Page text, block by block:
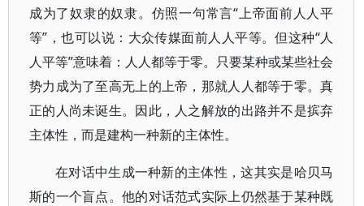
成为了奴隶的奴隶。仿照一句常言“上帝面前人人平
等”，也可以说：大众传媒面前人人平等。但这种“人
人平等”意味着：人人都等于零。只要某种或某些社会
势力成为了至高无上的上帝，那就人人都等于零。真
正的人尚未诞生。因此，人之解放的出路并不是摈弃
主体性，而是建构一种新的主体性。
在对话中生成一种新的主体性，这其实是哈贝马
斯的一个盲点。他的对话范式实际上仍然基于某种既